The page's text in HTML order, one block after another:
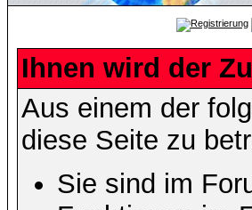
Ihnen wird der
Aus einem der
diese Seite zu
Sie sind im